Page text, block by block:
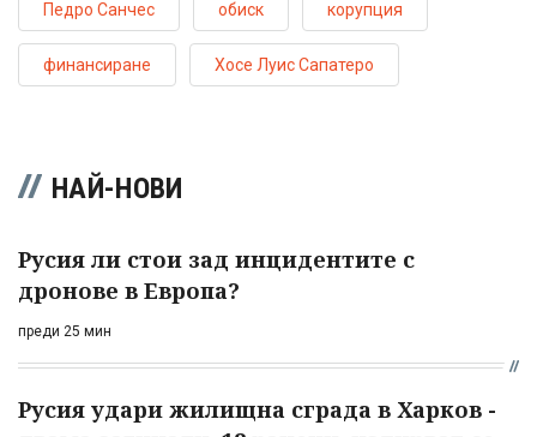
Педро Санчес обиск корупция
финансиране Хосе Луис Сапатеро
НАЙ-НОВИ
Русия ли стои зад инцидентите с
дронове в Европа?
преди 25 мин
Русия удари жилищна сграда в Харков -